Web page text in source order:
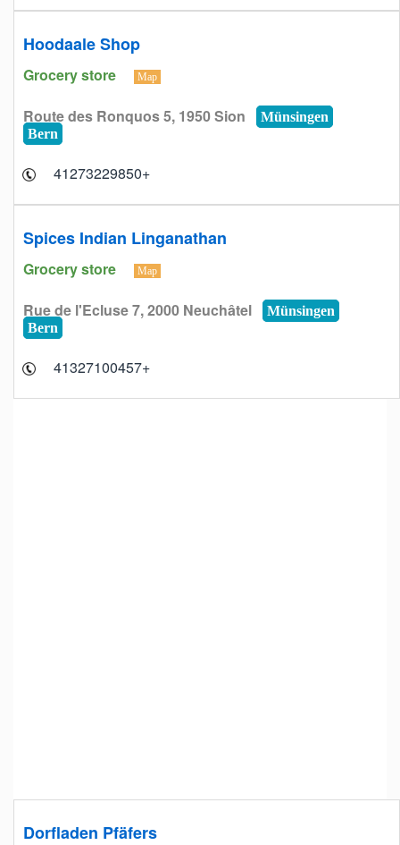
Hoodaale Shop
Grocery store Map
Route des Ronquos 5, 1950 Sion
Münsingen
Bern
+41273229850
Spices Indian Linganathan
Grocery store Map
Rue de l'Ecluse 7, 2000 Neuchâtel
Münsingen
Bern
+41327100457
Dorfladen Pfäfers